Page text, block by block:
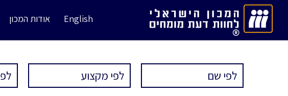
English אודות המכון